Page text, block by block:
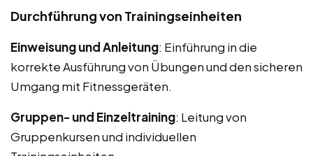
Durchführung von Trainingseinheiten
Einweisung und Anleitung: Einführung in die
korrekte Ausführung von Übungen und den sicheren
Umgang mit Fitnessgeräten.
Gruppen- und Einzeltraining: Leitung von
Gruppenkursen und individuellen